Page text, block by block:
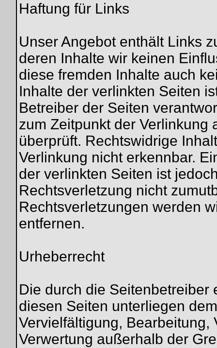
Haftung für Links
Unser Angebot enthält Links
deren Inhalte wir keinen
diese fremden Inhalte auch
Inhalte der verlinkten Seiten
Betreiber der Seiten
zum Zeitpunkt der Verlinkung
überprüft. Rechtswidrige
Verlinkung nicht erkennbar.
der verlinkten Seiten ist
Rechtsverletzung nicht
Rechtsverletzungen werden
entfernen.
Urheberrecht
Die durch die Seitenbetreiber
diesen Seiten unterliegen
Vervielfältigung, Bearbeitung,
Verwertung außerhalb der